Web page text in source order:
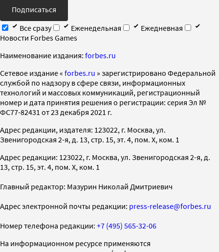
Подписаться
Все сразу
Еженедельная
Ежедневная
Новости Forbes Games
Наименование издания: forbes.ru
Cетевое издание « forbes.ru » зарегистрировано Федеральной
службой по надзору в сфере связи, информационных
технологий и массовых коммуникаций, регистрационный
номер и дата принятия решения о регистрации: серия Эл №
ФС77-82431 от 23 декабря 2021 г.
Адрес редакции, издателя: 123022, г. Москва, ул.
Звенигородская 2-я, д. 13, стр. 15, эт. 4, пом. X, ком. 1
Адрес редакции: 123022, г. Москва, ул. Звенигородская 2-я, д.
13, стр. 15, эт. 4, пом. X, ком. 1
Главный редактор: Мазурин Николай Дмитриевич
Адрес электронной почты редакции: press-release@forbes.ru
Номер телефона редакции: +7 (495) 565-32-06
На информационном ресурсе применяются